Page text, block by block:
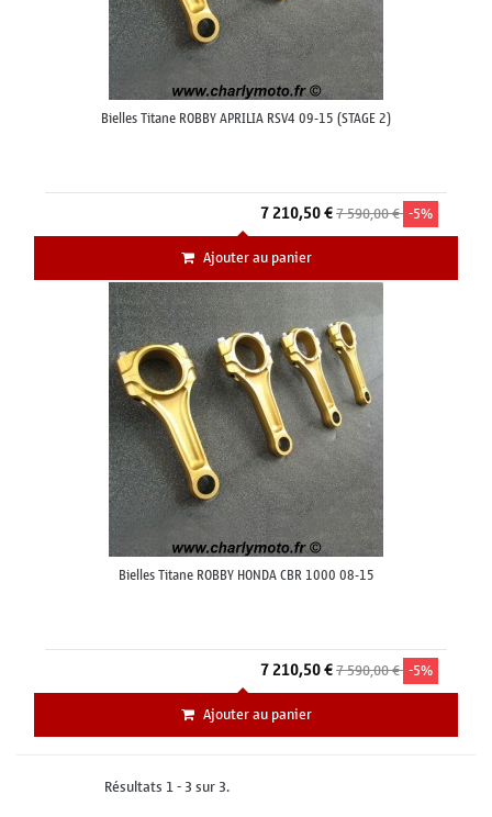
Bielles Titane ROBBY APRILIA RSV4 09-15 (STAGE 2)
7 210,50 €7 590,00 € -5%
Ajouter au panier
Bielles Titane ROBBY HONDA CBR 1000 08-15
7 210,50 €7 590,00 € -5%
Ajouter au panier
Résultats 1 - 3 sur 3.